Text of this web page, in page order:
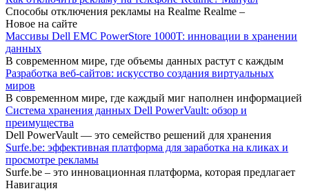
Способы отключения рекламы на Realme Realme –
Новое на сайте
Массивы Dell EMC PowerStore 1000T: инновации в хранении
данных
В современном мире, где объемы данных растут с каждым
Разработка веб-сайтов: искусство создания виртуальных
миров
В современном мире, где каждый миг наполнен информацией
Система хранения данных Dell PowerVault: обзор и
преимущества
Dell PowerVault — это семейство решений для хранения
Surfe.be: эффективная платформа для заработка на кликах и
просмотре рекламы
Surfe.be – это инновационная платформа, которая предлагает
Навигация